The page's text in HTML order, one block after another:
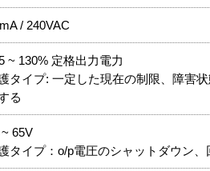
/ 240VAC
~ 130% 定格出力電力
タイプ: 一定した現在の制限、障害
る
65V
タイプ：o/p電圧のシャットダウン、